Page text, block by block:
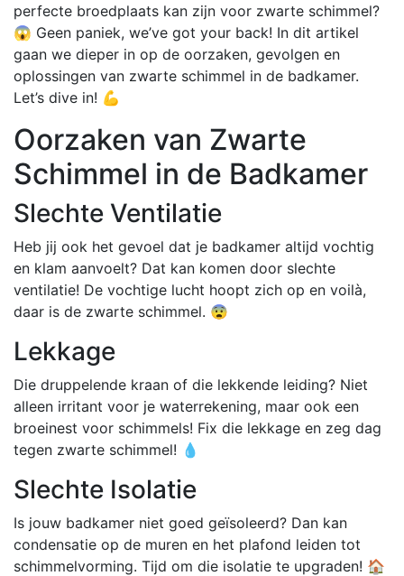
perfecte broedplaats kan zijn voor zwarte schimmel?
😱 Geen paniek, we’ve got your back! In dit artikel
gaan we dieper in op de oorzaken, gevolgen en
oplossingen van zwarte schimmel in de badkamer.
Let’s dive in! 💪
Oorzaken van Zwarte
Schimmel in de Badkamer
Slechte Ventilatie
Heb jij ook het gevoel dat je badkamer altijd vochtig
en klam aanvoelt? Dat kan komen door slechte
ventilatie! De vochtige lucht hoopt zich op en voilà,
daar is de zwarte schimmel. 😨
Lekkage
Die druppelende kraan of die lekkende leiding? Niet
alleen irritant voor je waterrekening, maar ook een
broeinest voor schimmels! Fix die lekkage en zeg dag
tegen zwarte schimmel! 💧
Slechte Isolatie
Is jouw badkamer niet goed geïsoleerd? Dan kan
condensatie op de muren en het plafond leiden tot
schimmelvorming. Tijd om die isolatie te upgraden! 🏠